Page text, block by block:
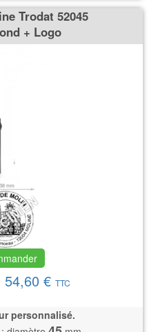
Trodat 52045
+ Logo
54,60 € TTC
personnalisé.